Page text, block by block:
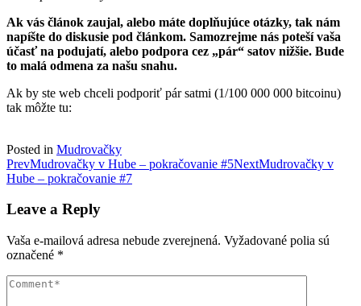
Ak vás článok zaujal, alebo máte doplňujúce otázky, tak nám
napíšte do diskusie pod článkom. Samozrejme nás poteší vaša
účasť na podujatí, alebo podpora cez „pár“ satov nižšie. Bude
to malá odmena za našu snahu.
Ak by ste web chceli podporiť pár satmi (1/100 000 000 bitcoinu)
tak môžte tu:
Posted in Mudrovačky
Post
navigation
PrevMudrovačky v Hube – pokračovanie #5NextMudrovačky v
Hube – pokračovanie #7
Leave a Reply
Vaša e-mailová adresa nebude zverejnená. Vyžadované polia sú
označené *